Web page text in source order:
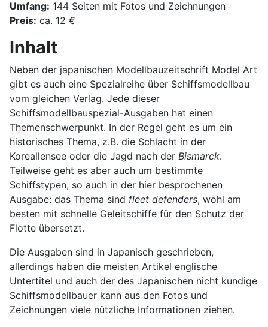
Umfang: 144 Seiten mit Fotos und Zeichnungen
Preis: ca. 12 €
Inhalt
Neben der japanischen Modellbauzeitschrift Model Art
gibt es auch eine Spezialreihe über Schiffsmodellbau
vom gleichen Verlag. Jede dieser
Schiffsmodellbauspezial-Ausgaben hat einen
Themenschwerpunkt. In der Regel geht es um ein
historisches Thema, z.B. die Schlacht in der
Koreallensee oder die Jagd nach der Bismarck.
Teilweise geht es aber auch um bestimmte
Schiffstypen, so auch in der hier besprochenen
Ausgabe: das Thema sind fleet defenders, wohl am
besten mit schnelle Geleitschiffe für den Schutz der
Flotte übersetzt.
Die Ausgaben sind in Japanisch geschrieben,
allerdings haben die meisten Artikel englische
Untertitel und auch der des Japanischen nicht kundige
Schiffsmodellbauer kann aus den Fotos und
Zeichnungen viele nützliche Informationen ziehen.